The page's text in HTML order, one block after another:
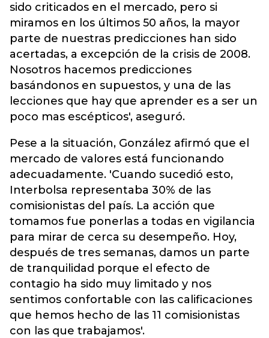
sido criticados en el mercado, pero si
miramos en los últimos 50 años, la mayor
parte de nuestras predicciones han sido
acertadas, a excepción de la crisis de 2008.
Nosotros hacemos predicciones
basándonos en supuestos, y una de las
lecciones que hay que aprender es a ser un
poco mas escépticos', aseguró.
Pese a la situación, González afirmó que el
mercado de valores está funcionando
adecuadamente. 'Cuando sucedió esto,
Interbolsa representaba 30% de las
comisionistas del país. La acción que
tomamos fue ponerlas a todas en vigilancia
para mirar de cerca su desempeño. Hoy,
después de tres semanas, damos un parte
de tranquilidad porque el efecto de
contagio ha sido muy limitado y nos
sentimos confortable con las calificaciones
que hemos hecho de las 11 comisionistas
con las que trabajamos'.